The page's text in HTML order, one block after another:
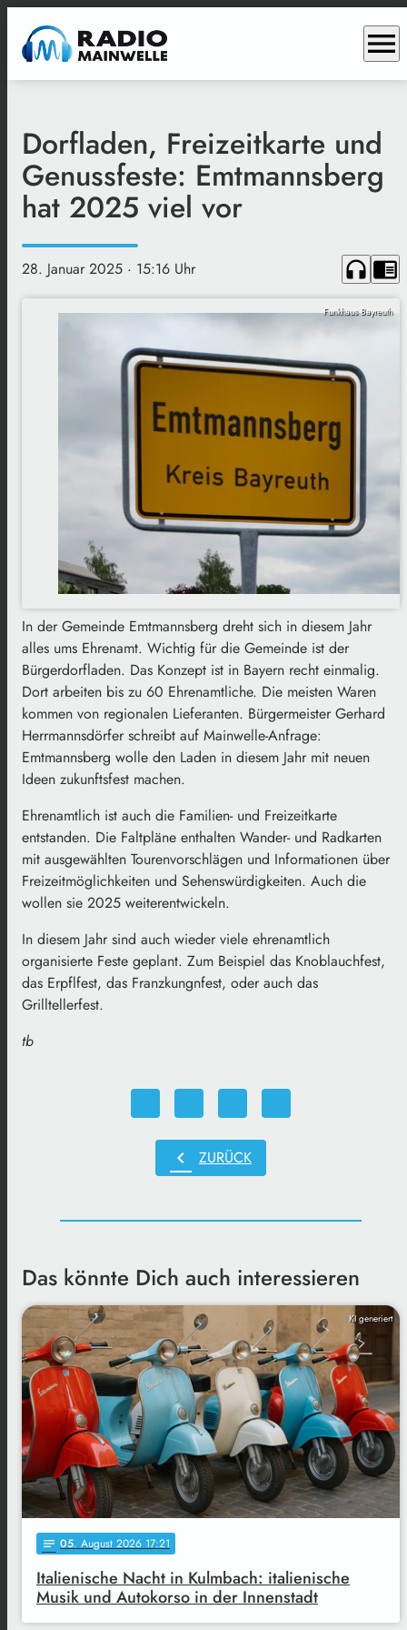
menu
Dorfladen, Freizeitkarte und
Genussfeste: Emtmannsberg
hat 2025 viel vor
28. Januar 2025 · 15:16 Uhr headphones chrome_reader_mode
Funkhaus Bayreuth
In der Gemeinde Emtmannsberg dreht sich in diesem Jahr
alles ums Ehrenamt. Wichtig für die Gemeinde ist der
Bürgerdorfladen. Das Konzept ist in Bayern recht einmalig.
Dort arbeiten bis zu 60 Ehrenamtliche. Die meisten Waren
kommen von regionalen Lieferanten. Bürgermeister Gerhard
Herrmannsdörfer schreibt auf Mainwelle-Anfrage:
Emtmannsberg wolle den Laden in diesem Jahr mit neuen
Ideen zukunftsfest machen.
Ehrenamtlich ist auch die Familien- und Freizeitkarte
entstanden. Die Faltpläne enthalten Wander- und Radkarten
mit ausgewählten Tourenvorschlägen und Informationen über
Freizeitmöglichkeiten und Sehenswürdigkeiten. Auch die
wollen sie 2025 weiterentwickeln.
In diesem Jahr sind auch wieder viele ehrenamtlich
organisierte Feste geplant. Zum Beispiel das Knoblauchfest,
das Erpflfest, das Franzkungnfest, oder auch das
Grilltellerfest.
tb
chevron_left ZURÜCK
Das könnte Dich auch interessieren
KI generiert
notes 05. August 2026 17:21
Italienische Nacht in Kulmbach: italienische
Musik und Autokorso in der Innenstadt